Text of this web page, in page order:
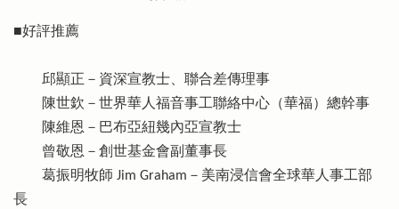
■好評推薦
邱顯正－資深宣教士、聯合差傳理事
陳世欽－世界華人福音事工聯絡中心（華福）總幹事
陳維恩－巴布亞紐幾內亞宣教士
曾敬恩－創世基金會副董事長
葛振明牧師 Jim Graham－美南浸信會全球華人事工部
長